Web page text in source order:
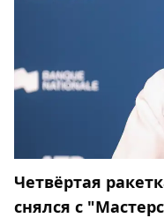
Четвёртая
снялся с